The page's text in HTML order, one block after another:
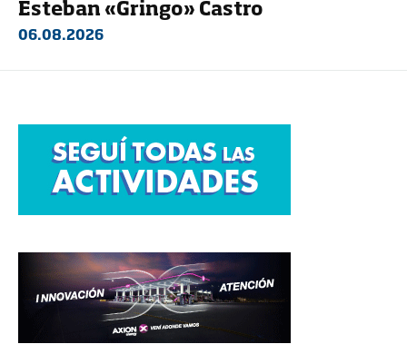
Esteban «Gringo» Castro
06.08.2026